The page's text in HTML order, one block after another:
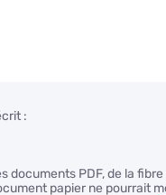
:
documents PDF, de la
papier ne pourrait